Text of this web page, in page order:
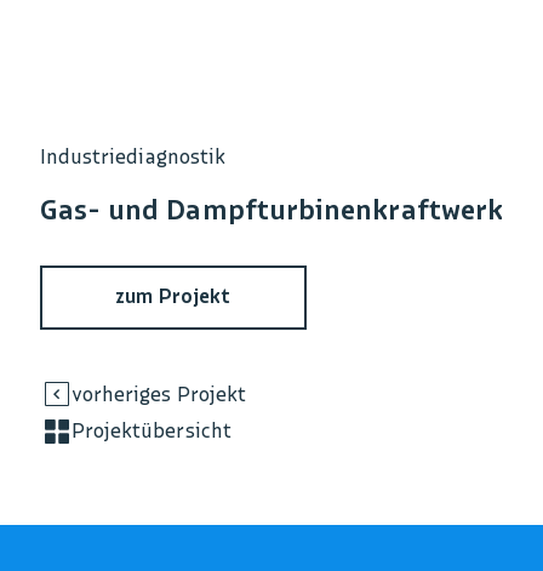
Industriediagnostik
Gas-­ und Dampf­turbinen­kraftwerk
zum Projekt
vorheriges Projekt
Projektübersicht